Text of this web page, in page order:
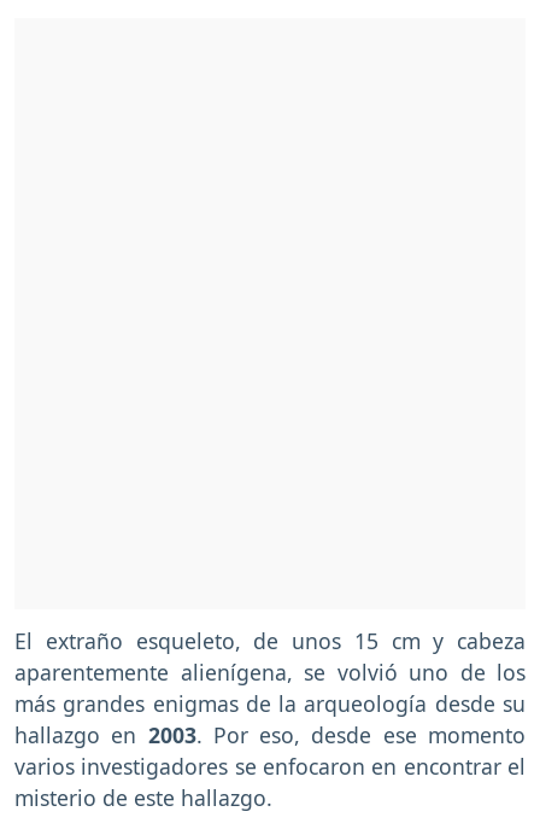
El extraño esqueleto, de unos 15 cm y cabeza
aparentemente alienígena, se volvió uno de los
más grandes enigmas de la arqueología desde su
hallazgo en 2003. Por eso, desde ese momento
varios investigadores se enfocaron en encontrar el
misterio de este hallazgo.